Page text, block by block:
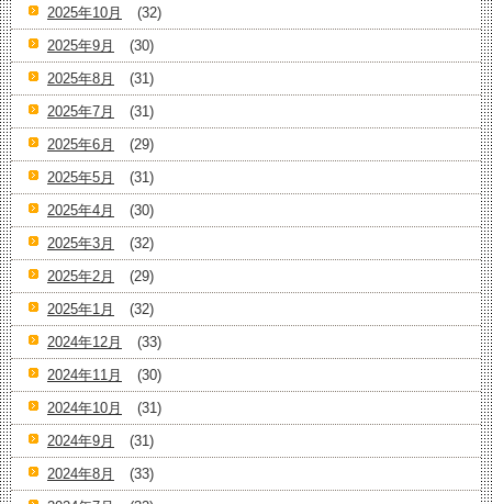
2025年10月
(32)
2025年9月
(30)
2025年8月
(31)
2025年7月
(31)
2025年6月
(29)
2025年5月
(31)
2025年4月
(30)
2025年3月
(32)
2025年2月
(29)
2025年1月
(32)
2024年12月
(33)
2024年11月
(30)
2024年10月
(31)
2024年9月
(31)
2024年8月
(33)